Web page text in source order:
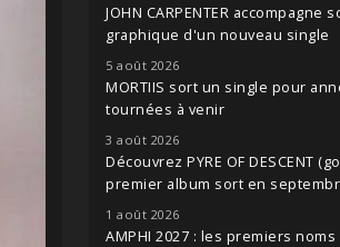
JOHN CARPENTER accompagne
graphique d'un nouveau single
5 août 2026
MORTIIS sort un single pour
tournées à venir
3 août 2026
Découvrez PYRE OF DESCENT
premier album sort en
1 août 2026
AMPHI 2027 : les premiers noms